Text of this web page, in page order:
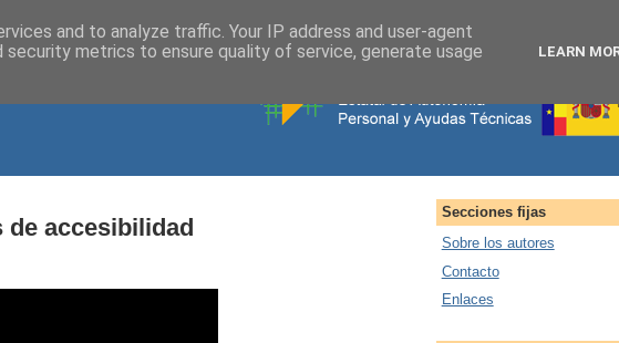
de accesibilidad
Secciones fijas
Sobre los autores
Contacto
Enlaces
and to analyze traffic. Your IP address and user-agent
metrics to ensure quality of service, generate usage
LEARN